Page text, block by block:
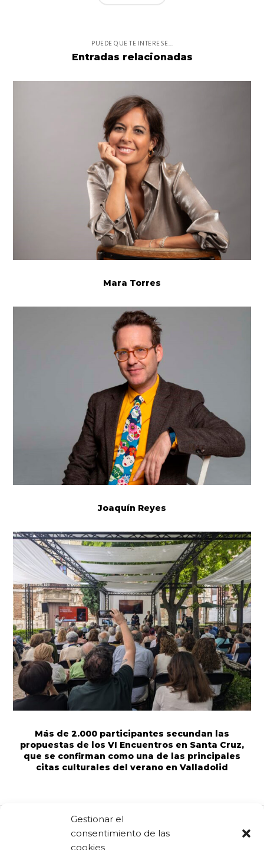
Gestionar el
consentimiento de las
cookies
PUEDE QUE TE INTERESE...
Entradas relacionadas
Mara Torres
Joaquín Reyes
Más de 2.000 participantes secundan las
propuestas de los VI Encuentros en Santa Cruz,
que se confirman como una de las principales
citas culturales del verano en Valladolid
Comparte: Facebook Twitter